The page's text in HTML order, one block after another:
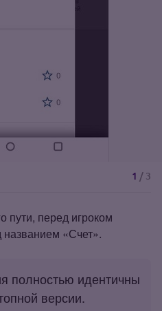
1 / 3
пути, перед игроком
названием «Счет».
полностью идентичны
версии.